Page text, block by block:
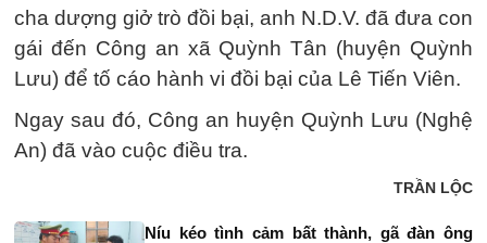
cha dượng giở trò đồi bại, anh N.D.V. đã đưa con
gái đến Công an xã Quỳnh Tân (huyện Quỳnh
Lưu) để tố cáo hành vi đồi bại của Lê Tiến Viên.
Ngay sau đó, Công an huyện Quỳnh Lưu (Nghệ
An) đã vào cuộc điều tra.
TRẦN LỘC
Níu kéo tình cảm bất thành, gã đàn ông